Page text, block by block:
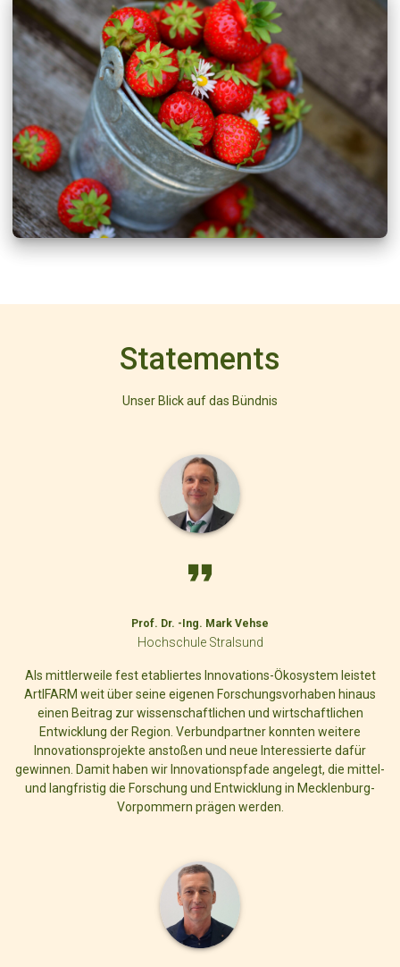
Statements
Unser Blick auf das Bündnis
Prof. Dr. -Ing. Mark Vehse
Hochschule Stralsund
Als mittlerweile fest etabliertes Innovations-Ökosystem leistet
ArtIFARM weit über seine eigenen Forschungsvorhaben hinaus
einen Beitrag zur wissenschaftlichen und wirtschaftlichen
Entwicklung der Region. Verbundpartner konnten weitere
Innovationsprojekte anstoßen und neue Interessierte dafür
gewinnen. Damit haben wir Innovationspfade angelegt, die mittel-
und langfristig die Forschung und Entwicklung in Mecklenburg-
Vorpommern prägen werden.